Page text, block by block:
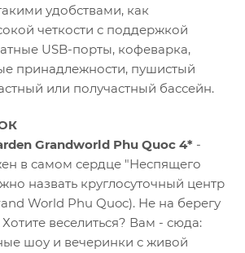
удобствами, как
четкости с поддержкой
USB-порты, кофеварка,
принадлежности, пушистый
или получастный бассейн.
Grandworld Phu Quoc 4* -
в самом сердце "Неспящего
назвать круглосуточный центр
World Phu Quoc). Не на берегу
веселиться? Вам - сюда:
шоу и вечеринки с живой